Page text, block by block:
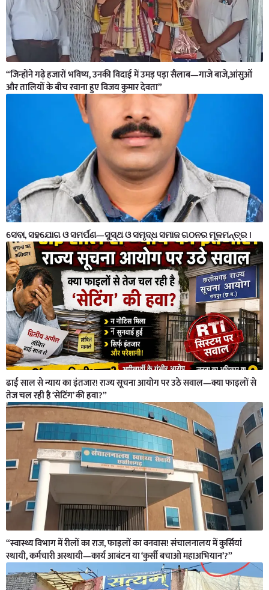
“जिन्होंने गढ़े हजारों भविष्य, उनकी विदाई में उमड़ पड़ा सैलाब—गाजे बाजे,आंसुओं
और तालियों के बीच रवाना हुए विजय कुमार देवता”
ସେବା, ସହଯୋଗ ଓ ସମର୍ପଣ—ସୁସ୍ଥ ଓ ସମୃଦ୍ଧ ସମାଜ ଗଠନର ମୂଳମନ୍ତ୍ର ।
ढाई साल से न्याय का इंतजार! राज्य सूचना आयोग पर उठे सवाल—क्या फाइलों से
तेज चल रही है ‘सेटिंग’ की हवा?”
“स्वास्थ्य विभाग में रीलों का राज, फाइलों का वनवास! संचालनालय में कुर्सियां
स्थायी, कर्मचारी अस्थायी—कार्य आबंटन या ‘कुर्सी बचाओ महाअभियान’?”